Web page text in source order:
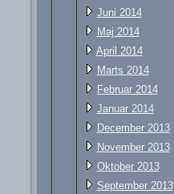
Juni 2014
Maj 2014
April 2014
Marts 2014
Februar 2014
Januar 2014
December 2013
November 2013
Oktober 2013
September 2013